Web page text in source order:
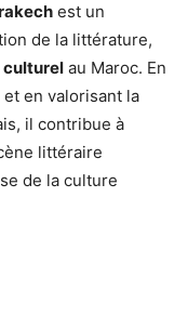
est un
de la littérature,
culturel au Maroc. En
en valorisant la
il contribue à
littéraire
de la culture